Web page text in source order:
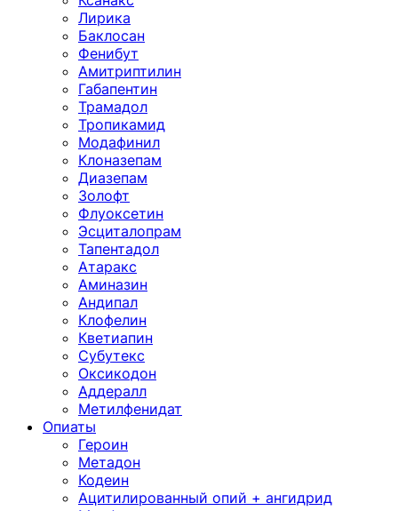
Лирика
Баклосан
Фенибут
Амитриптилин
Габапентин
Трамадол
Тропикамид
Модафинил
Клоназепам
Диазепам
Золофт
Флуоксетин
Эсциталопрам
Тапентадол
Атаракс
Аминазин
Андипал
Клофелин
Кветиапин
Субутекс
Оксикодон
Аддералл
Метилфенидат
Опиаты
Героин
Метадон
Кодеин
Ацитилированный опий + ангидрид